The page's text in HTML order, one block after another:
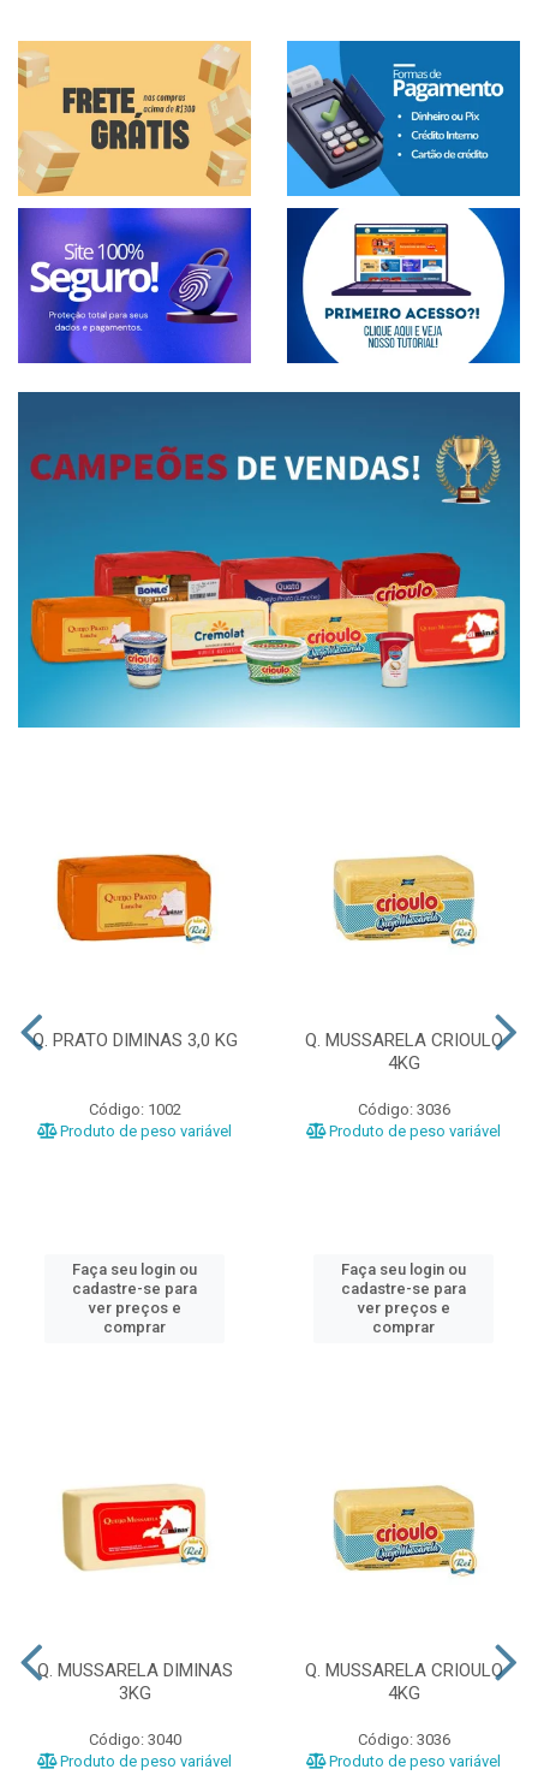
Q. PRATO DIMINAS 3,0 KG
Código: 1002
Produto de peso variável
Faça seu login ou
cadastre-se para
ver preços e
comprar
Q. MUSSARELA CRIOULO
4KG
Código: 3036
Produto de peso variável
Faça seu login ou
cadastre-se para
ver preços e
comprar
Q. MUSSARELA DIMINAS
3KG
Código: 3040
Produto de peso variável
Q. MUSSARELA CRIOULO
4KG
Código: 3036
Produto de peso variável